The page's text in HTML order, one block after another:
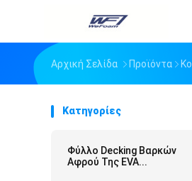
Αρχική Σελίδα Προϊόντα
Κατηγορίες
Φύλλο Decking Βαρκών
Αφρού Της EVA...